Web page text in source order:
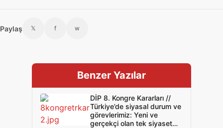
Paylaş 𝕏 f w
Benzer Yazılar
DİP 8. Kongre Kararları //
Türkiye’de siyasal durum ve
görevlerimiz: Yeni ve
gerçekçi olan tek siyaset